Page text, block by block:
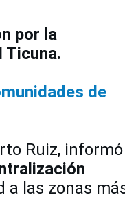
por la
Ticuna.
de
Ruiz, informó
a las zonas